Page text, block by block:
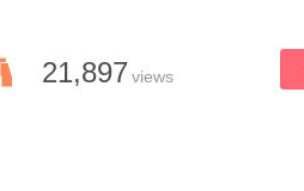
21,897views